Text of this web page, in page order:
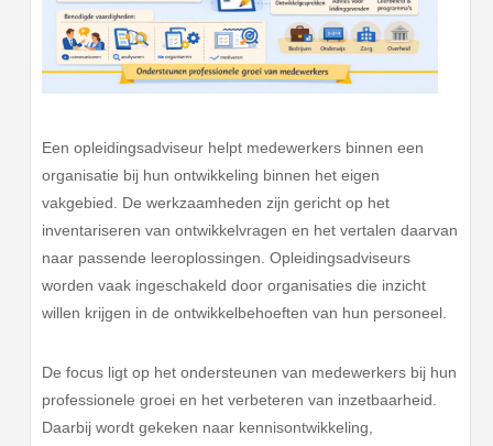
Een opleidingsadviseur helpt medewerkers binnen een
organisatie bij hun ontwikkeling binnen het eigen
vakgebied. De werkzaamheden zijn gericht op het
inventariseren van ontwikkelvragen en het vertalen daarvan
naar passende leeroplossingen. Opleidingsadviseurs
worden vaak ingeschakeld door organisaties die inzicht
willen krijgen in de ontwikkelbehoeften van hun personeel.
De focus ligt op het ondersteunen van medewerkers bij hun
professionele groei en het verbeteren van inzetbaarheid.
Daarbij wordt gekeken naar kennisontwikkeling,